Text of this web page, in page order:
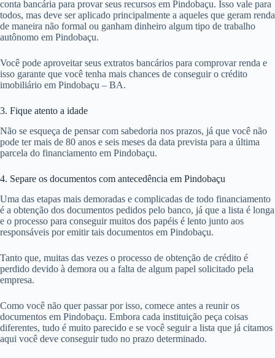
conta bancária para provar seus recursos em Pindobaçu. Isso vale para
todos, mas deve ser aplicado principalmente a aqueles que geram renda
de maneira não formal ou ganham dinheiro algum tipo de trabalho
autônomo em Pindobaçu.
Você pode aproveitar seus extratos bancários para comprovar renda e
isso garante que você tenha mais chances de conseguir o crédito
imobiliário em Pindobaçu – BA.
3. Fique atento a idade
Não se esqueça de pensar com sabedoria nos prazos, já que você não
pode ter mais de 80 anos e seis meses da data prevista para a última
parcela do financiamento em Pindobaçu.
4. Separe os documentos com antecedência em Pindobaçu
Uma das etapas mais demoradas e complicadas de todo financiamento
é a obtenção dos documentos pedidos pelo banco, já que a lista é longa
e o processo para conseguir muitos dos papéis é lento junto aos
responsáveis por emitir tais documentos em Pindobaçu.
Tanto que, muitas das vezes o processo de obtenção de crédito é
perdido devido à demora ou a falta de algum papel solicitado pela
empresa.
Como você não quer passar por isso, comece antes a reunir os
documentos em Pindobaçu. Embora cada instituição peça coisas
diferentes, tudo é muito parecido e se você seguir a lista que já citamos
aqui você deve conseguir tudo no prazo determinado.